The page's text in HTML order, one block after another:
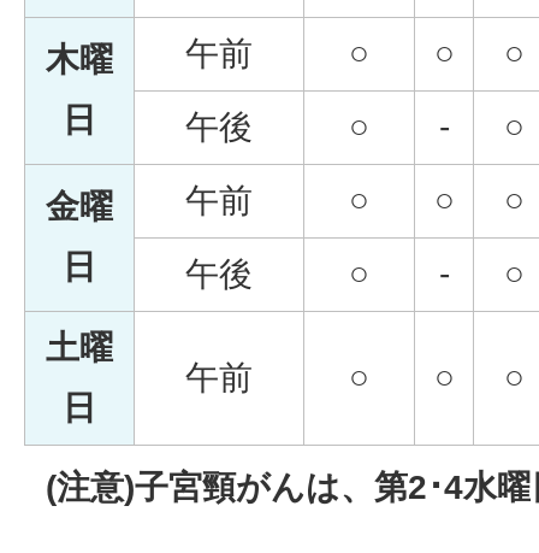
木曜
日
午前 ○ ○
○
午後
○ - ○
金曜
日
午前 ○ ○
○
午後
○ -
○
土曜
日
午前 ○ ○ ○
(注意)子宮頸がんは、第2･4水